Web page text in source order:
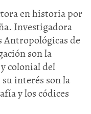
en historia por
Investigadora
de
son la
colonial del
interés son la
y los códices